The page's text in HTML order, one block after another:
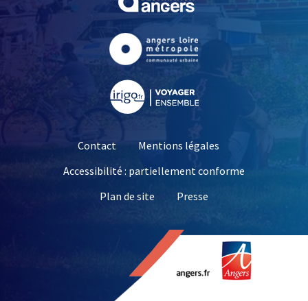
, Ouvre une nouvelle
Contact
Mentions légales
Accessibilité : partiellement conforme
Plan de site
Presse